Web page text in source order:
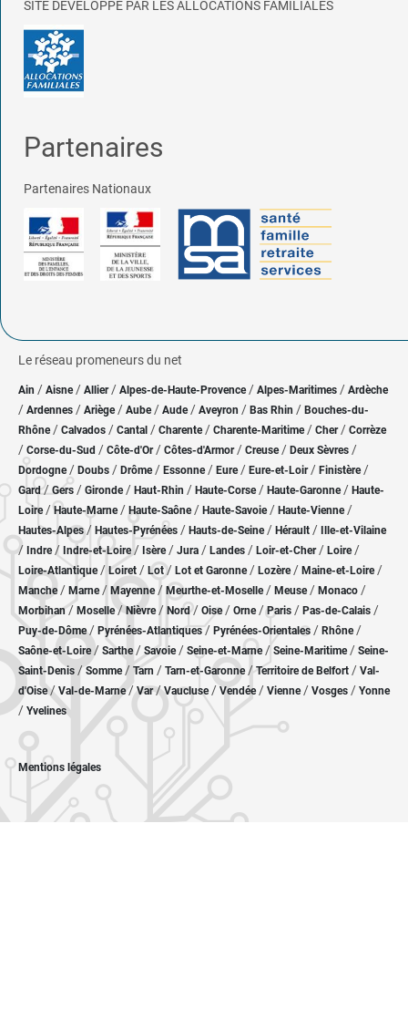
SITE DÉVELOPPÉ PAR LES ALLOCATIONS FAMILIALES
Partenaires
Partenaires Nationaux
Le réseau promeneurs du net
Ain / Aisne/ Allier/ Alpes-de-Haute-Provence / Alpes-Maritimes / Ardèche
/ Ardennes / Ariège/ Aube/ Aude / Aveyron / Bas Rhin / Bouches-du-
Rhône/ Calvados / Cantal / Charente / Charente-Maritime/ Cher / Corrèze
/ Corse-du-Sud / Côte-d'Or / Côtes-d'Armor/ Creuse/ Deux Sèvres /
Dordogne/ Doubs / Drôme/ Essonne / Eure/ Eure-et-Loir / Finistère/
Gard/Gers / Gironde/ Haut-Rhin / Haute-Corse/ Haute-Garonne/ Haute-
Loire/Haute-Marne/ Haute-Saône/ Haute-Savoie/ Haute-Vienne/
Hautes-Alpes/ Hautes-Pyrénées / Hauts-de-Seine/ Hérault / Ille-et-Vilaine
/ Indre/ Indre-et-Loire/ Isère/ Jura / Landes / Loir-et-Cher/ Loire/
Loire-Atlantique/ Loiret / Lot/ Lot et Garonne/ Lozère / Maine-et-Loire/
Manche/ Marne/ Mayenne/ Meurthe-et-Moselle/ Meuse/ Monaco /
Morbihan/ Moselle/ Nièvre / Nord/ Oise / Orne/Paris / Pas-de-Calais /
Puy-de-Dôme/ Pyrénées-Atlantiques / Pyrénées-Orientales / Rhône/
Saône-et-Loire/ Sarthe/ Savoie/ Seine-et-Marne/ Seine-Maritime/ Seine-
Saint-Denis /Somme/ Tarn / Tarn-et-Garonne/Territoire de Belfort / Val-
d'Oise/ Val-de-Marne/Var/Vaucluse/ Vendée/ Vienne/ Vosges / Yonne
/ Yvelines
Mentions légales